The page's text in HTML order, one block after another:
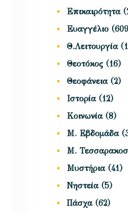
Επικαιρότητα
Ευαγγέλιο
Θ.Λειτουργία
Θεοτόκος (16)
Θεοφάνεια(2)
Ιστορία(12)
Κοινωνία(8)
Μ. Εβδομάδα
Μ.
Μυστήρια(41)
Νηστεία(5)
Πάσχα(62)